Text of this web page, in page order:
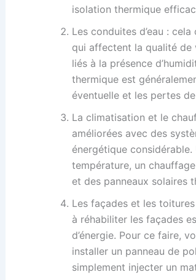
isolation thermique
Les conduites d’eau :
qui affectent la qualité de
liés à la présence
thermique est
éventuelle et les pertes
La climatisation et le
améliorées avec des
énergétique
température, un
et des panneaux solaires
Les façades et les
à réhabiliter les façades
d’énergie. Pour ce faire,
installer un panneau de
simplement injecter un